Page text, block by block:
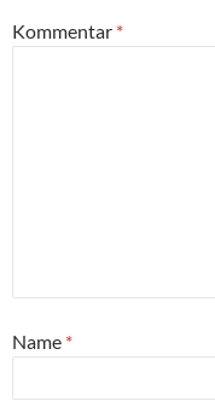
Kommentar *
Name *